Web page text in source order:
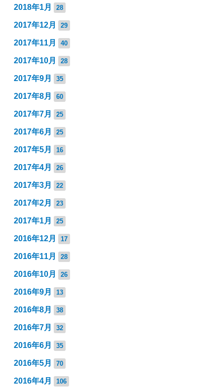
2018年1月 28
2017年12月 29
2017年11月 40
2017年10月 28
2017年9月 35
2017年8月 60
2017年7月 25
2017年6月 25
2017年5月 16
2017年4月 26
2017年3月 22
2017年2月 23
2017年1月 25
2016年12月 17
2016年11月 28
2016年10月 26
2016年9月 13
2016年8月 38
2016年7月 32
2016年6月 35
2016年5月 70
2016年4月 106